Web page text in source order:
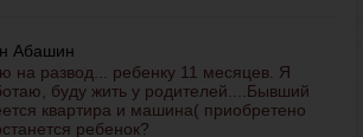
Абашин
на развод... ребенку 11 месяцев. Я
буду жить у родителей....Бывший
квартира и машина( приобретено
ребенок?